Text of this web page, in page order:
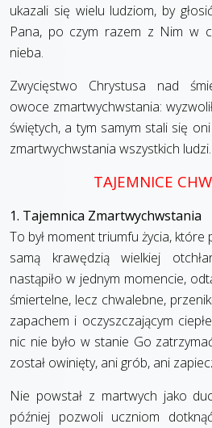
ukazali się wielu ludziom, by
Pana, po czym razem z Nim w
nieba.
Zwycięstwo Chrystusa nad
owoce zmartwychwstania:
świętych, a tym samym stali się
zmartwychwstania wszystkich ludzi.
TAJEMNICE
1. Tajemnica Zmartwychwstania
To był moment triumfu życia, które
samą krawędzią wielkiej
nastąpiło w jednym momencie,
śmiertelne, lecz chwalebne,
zapachem i oczyszczającym
nic nie było w stanie Go
został owinięty, ani grób, ani
Nie powstał z martwych jako
później pozwoli uczniom